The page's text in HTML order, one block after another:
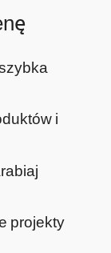
i
projekty